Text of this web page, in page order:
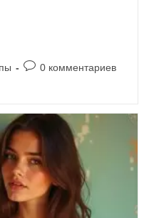
Комментарии
0 комментариев